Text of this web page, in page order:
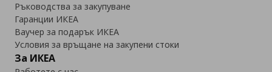
Ръководства за закупуване
Гаранции ИКЕА
Ваучер за подарък ИКЕА
Условия за връщане на закупени стоки
За ИКЕА